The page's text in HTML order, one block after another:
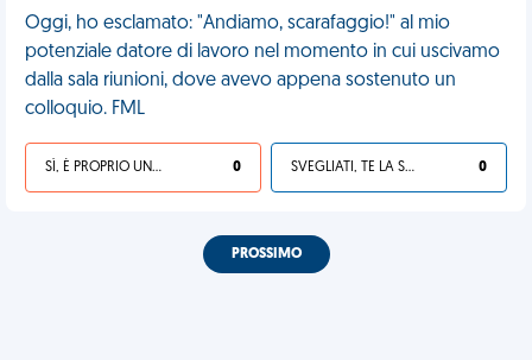
Oggi, ho esclamato: "Andiamo, scarafaggio!" al mio
potenziale datore di lavoro nel momento in cui uscivamo
dalla sala riunioni, dove avevo appena sostenuto un
colloquio. FML
SÌ, È PROPRIO UNA VDM! 0 SVEGLIATI, TE LA SEI CERCATA! 0
PROSSIMO